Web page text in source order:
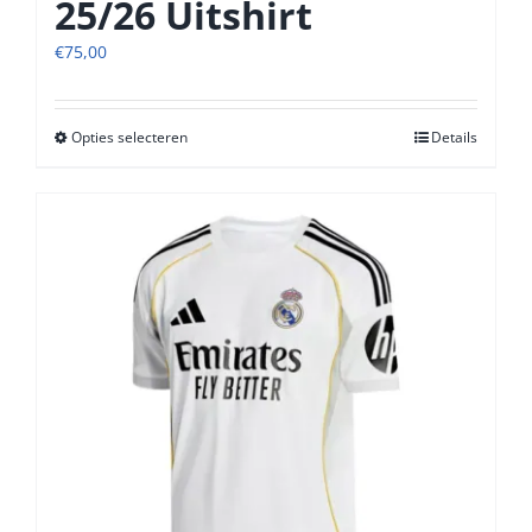
25/26 Uitshirt
€75,00
Opties selecterenDit
meerdere
variaties.
optie
kan
gekozen
worden
op
Details